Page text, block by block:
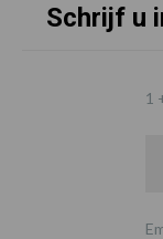
Schrijf u
1